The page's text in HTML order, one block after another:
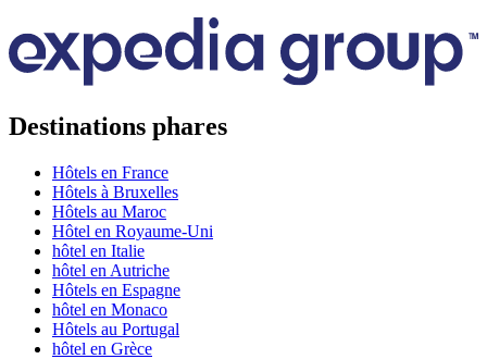
Destinations phares
Hôtels en France
Hôtels à Bruxelles
Hôtels au Maroc
Hôtel en Royaume-Uni
hôtel en Italie
hôtel en Autriche
Hôtels en Espagne
hôtel en Monaco
Hôtels au Portugal
hôtel en Grèce